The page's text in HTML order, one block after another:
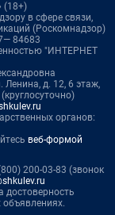
(18+)
в сфере связи,
(Роскомнадзор)
84683
"ИНТЕРНЕТ
Ленина, д. 12, 6 этаж,
органов:
веб-формой
200-03-83 (звонок
достоверность